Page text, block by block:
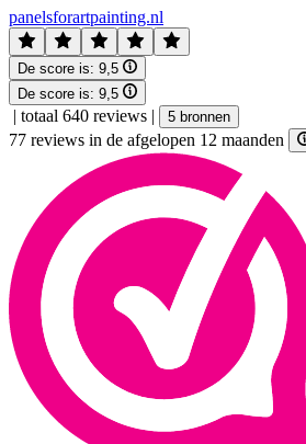
panelsforartpainting.nl
De score is: 9,5
De score is: 9,5
| totaal 640 reviews | 5 bronnen
77 reviews in de afgelopen 12 maanden